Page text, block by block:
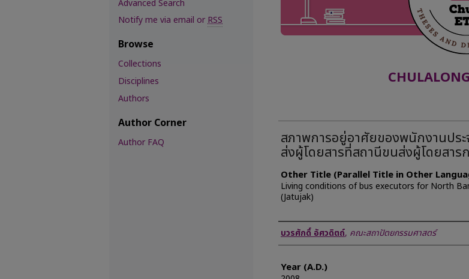
สภาพการอยู่อาศัยของพนักงานประ
ส่งผู้โดยสารที่สถานีขนส่งผู้โดยสาร
Other Title (Parallel Title in Other
Living conditions of bus executors for North
(Jatujak)
Author
บวรศักดิ์ อัศวดิตถ์, คณะสถาปัตยกรรมศาสตร์
Year (A.D.)
Advanced Search
Notify me via email orRSS
Browse
Collections
Disciplines
Authors
Author Corner
Author FAQ